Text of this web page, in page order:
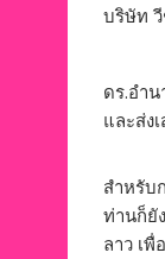
บริษัท วี
ดร.อำ
และส่ง
สำหรับ
ท่านก็ยั
ลาว เ